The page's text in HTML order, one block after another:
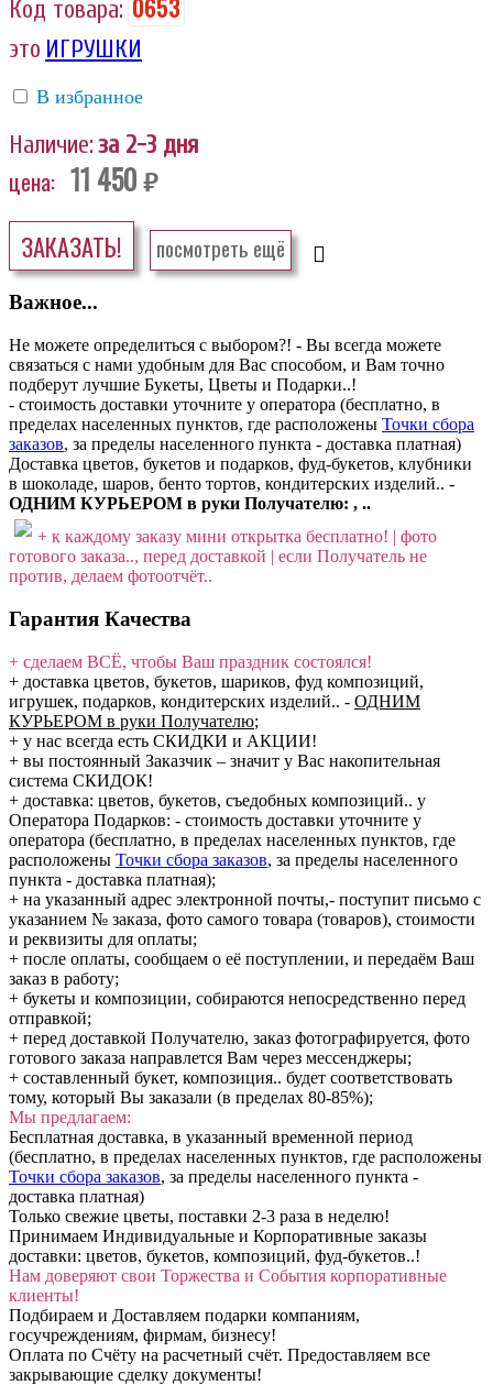
Код товара:
это ИГРУШКИ
В избранное
Наличие:за 2-3 дня
цена: 11 450 руб.
ЗАКАЗАТЬ! посмотреть ещё
Важное...
Не можете определиться с выбором?! - Вы всегда можете
связаться с нами удобным для Вас способом, и Вам точно
подберут лучшие Букеты, Цветы и Подарки..!
- стоимость доставки уточните у оператора (бесплатно, в
пределах населенных пунктов, где расположены Точки сбора
заказов, за пределы населенного пункта - доставка платная)
Доставка цветов, букетов и подарков, фуд-букетов, клубники
в шоколаде, шаров, бенто тортов, кондитерских изделий.. -
ОДНИМ КУРЬЕРОМ в руки Получателю: , ..
+ к каждому заказу мини открытка бесплатно! | фото
готового заказа.., перед доставкой | если Получатель не
против, делаем фотоотчёт..
Гарантия Качества
+ сделаем ВСЁ, чтобы Ваш праздник состоялся!
+ доставка цветов, букетов, шариков, фуд композиций,
игрушек, подарков, кондитерских изделий.. - ОДНИМ
КУРЬЕРОМ в руки Получателю;
+ у нас всегда есть СКИДКИ и АКЦИИ!
+ вы постоянный Заказчик – значит у Вас накопительная
система СКИДОК!
+ доставка: цветов, букетов, съедобных композиций.. у
Оператора Подарков: - стоимость доставки уточните у
оператора (бесплатно, в пределах населенных пунктов, где
расположены Точки сбора заказов, за пределы населенного
пункта - доставка платная);
+ на указанный адрес электронной почты,- поступит письмо с
указанием № заказа, фото самого товара (товаров), стоимости
и реквизиты для оплаты;
+ после оплаты, сообщаем о её поступлении, и передаём Ваш
заказ в работу;
+ букеты и композиции, собираются непосредственно перед
отправкой;
+ перед доставкой Получателю, заказ фотографируется, фото
готового заказа направлется Вам через мессенджеры;
+ составленный букет, композиция.. будет соответствовать
тому, который Вы заказали (в пределах 80-85%);
Мы предлагаем:
Бесплатная доставка, в указанный временной период
(бесплатно, в пределах населенных пунктов, где расположены
Точки сбора заказов, за пределы населенного пункта -
доставка платная)
Только свежие цветы, поставки 2-3 раза в неделю!
Принимаем Индивидуальные и Корпоративные заказы
доставки: цветов, букетов, композиций, фуд-букетов..!
Нам доверяют свои Торжества и События корпоративные
клиенты!
Подбираем и Доставляем подарки компаниям,
госучреждениям, фирмам, бизнесу!
Оплата по Счёту на расчетный счёт. Предоставляем все
закрывающие сделку документы!